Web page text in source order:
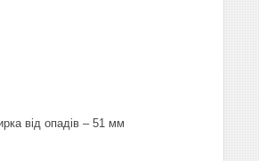
від опадів – 51 мм